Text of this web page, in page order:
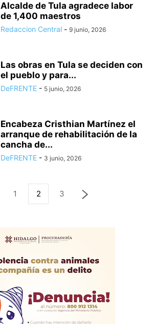
Alcalde de Tula agradece labor
de 1,400 maestros
Redaccion Central - 9 junio, 2026
Las obras en Tula se deciden con
el pueblo y para...
DeFRENTE - 5 junio, 2026
Encabeza Cristhian Martínez el
arranque de rehabilitación de la
cancha de...
DeFRENTE - 3 junio, 2026
1 2 3